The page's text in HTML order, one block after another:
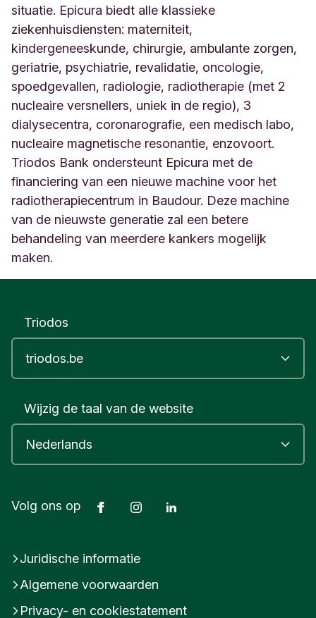
d
o
u
r
B
e
l
q
u
e
situatie. Epicura biedt alle klassieke
ziekenhuisdiensten: materniteit,
kindergeneeskunde, chirurgie, ambulante zorgen,
geriatrie, psychiatrie, revalidatie, oncologie,
spoedgevallen, radiologie, radiotherapie (met 2
nucleaire versnellers, uniek in de regio), 3
dialysecentra, coronarografie, een medisch labo,
nucleaire magnetische resonantie, enzovoort.
Triodos Bank ondersteunt Epicura met de
financiering van een nieuwe machine voor het
radiotherapiecentrum in Baudour. Deze machine
van de nieuwste generatie zal een betere
behandeling van meerdere kankers mogelijk
maken.
Triodos
Wijzig de taal van de website
Volg ons op FacebookInstagram
Juridische informatie
Algemene voorwaarden
Privacy- en cookiestatement